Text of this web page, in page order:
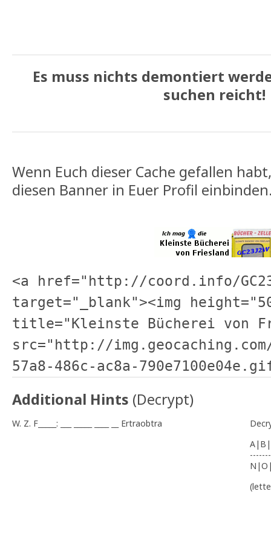
Es muss nichts demontiert
suchen reicht!
Wenn Euch dieser Cache gefallen
diesen Banner in Euer Profil
<a href="http://coord.info/
target="_blank"><img
title="Kleinste Bücherei von
src="http://
57a8-486c-ac8a-
Additional Hints (Decrypt)
W. Z. F_____: ___ _____ ____ __ Ertraobtra